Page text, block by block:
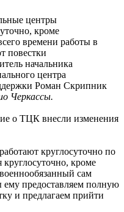
центры
кроме
времени работы в
повестки
начальника
центра
Роман Скрипник
Черкассы.
о ТЦК внесли изменения
круглосуточно по
кроме
сам
предоставляем полную
и предлагаем прийти